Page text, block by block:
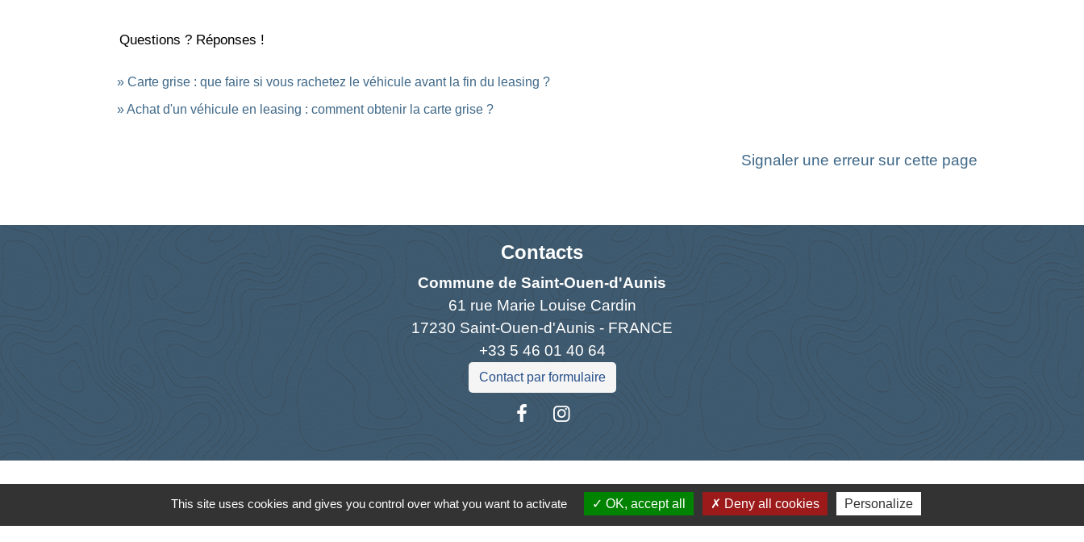
Questions ? Réponses !
Carte grise : que faire si vous rachetez le véhicule avant la fin du leasing ?
Achat d'un véhicule en leasing : comment obtenir la carte grise ?
Signaler une erreur sur cette page
Contacts
Commune de Saint-Ouen-d'Aunis
61 rue Marie Louise Cardin
17230 Saint-Ouen-d'Aunis - FRANCE
+33 5 46 01 40 64
Contact par formulaire
Liens
This site uses cookies and gives you control over what you want to activate OK, accept all Deny all cookies Personalize